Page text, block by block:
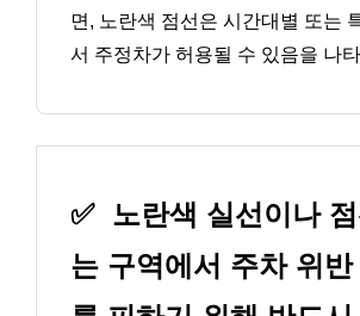
면, 노란색 점선은 시간대별 또는
서 주정차가 허용될 수 있음을 나
✅ 노란색 실선이나
는 구역에서 주차 위반